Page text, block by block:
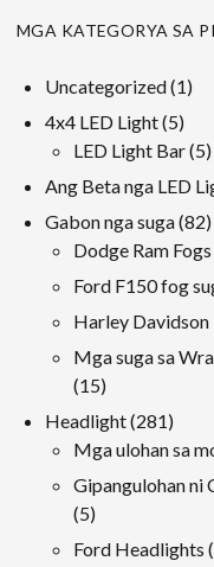
MGA KATEGORYA SA
Uncategorized 11
4x4 LED Light 55
Mga
LED Light Bar 55
Ang Beta nga LED
Gabon nga suga 8282
Dodge Ram
Ford F150 fog
Harley Davidson
Mga suga sa
1515
Mga
produkto
Headlight 281281
Mga
Mga ulohan sa
Gipangulohan ni
55
Mga
Ford Headlights